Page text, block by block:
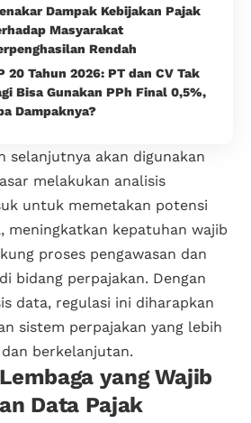
Dampak Kebijakan Pajak
Masyarakat
Rendah
20 Tahun 2026: PT dan CV Tak
Bisa Gunakan PPh Final 0,5%,
Dampaknya?
selanjutnya akan digunakan
melakukan analisis
untuk memetakan potensi
meningkatkan kepatuhan wajib
proses pengawasan dan
bidang perpajakan. Dengan
data, regulasi ini diharapkan
sistem perpajakan yang lebih
berkelanjutan.
yang Wajib
Data Pajak